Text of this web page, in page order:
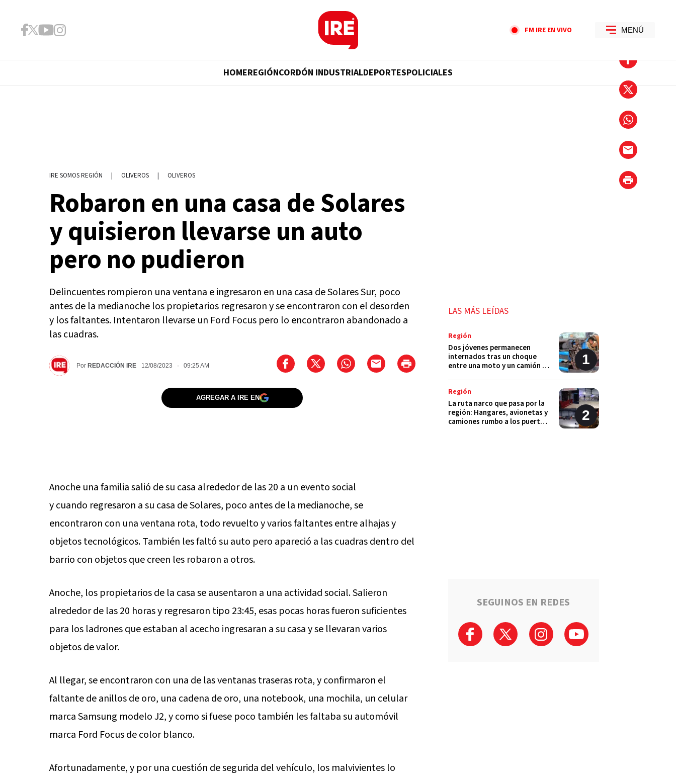
FM IRE EN VIVO MENÚ
HOMEREGIÓNCORDÓN INDUSTRIALDEPORTESPOLICIALES
IRE SOMOS REGIÓN | OLIVEROS | OLIVEROS
Robaron en una casa de Solares
y quisieron llevarse un auto
pero no pudieron
Delincuentes rompieron una ventana e ingresaron en una casa de Solares Sur, poco
antes de la medianoche los propietarios regresaron y se encontraron con el desorden
y los faltantes. Intentaron llevarse un Ford Focus pero lo encontraron abandonado a
las cuadras.
Por REDACCIÓN IRE 12/08/2023 · 09:25 AM
AGREGAR A IRE EN
Anoche una familia salió de su casa alrededor de las 20 a un evento social
y cuando regresaron a su casa de Solares, poco antes de la medianoche, se
encontraron con una ventana rota, todo revuelto y varios faltantes entre alhajas y
objetos tecnológicos. También les faltó su auto pero apareció a las cuadras dentro del
barrio con objetos que creen les robaron a otros.
Anoche, los propietarios de la casa se ausentaron a una actividad social. Salieron
alrededor de las 20 horas y regresaron tipo 23:45, esas pocas horas fueron suficientes
para los ladrones que estaban al acecho ingresaran a su casa y se llevaran varios
objetos de valor.
Al llegar, se encontraron con una de las ventanas traseras rota, y confirmaron el
faltante de anillos de oro, una cadena de oro, una notebook, una mochila, un celular
marca Samsung modelo J2, y como si fuese poco también les faltaba su automóvil
marca Ford Focus de color blanco.
Afortunadamente, y por una cuestión de segurida del vehículo, los malvivientes lo
LAS MÁS LEÍDAS
Región
Dos jóvenes permanecen
internados tras un choque
entre una moto y un camión en
Región
La ruta narco que pasa por la
región: Hangares, avionetas y
camiones rumbo a los puertos
en Luis PalaciosSEGUINOS EN REDES